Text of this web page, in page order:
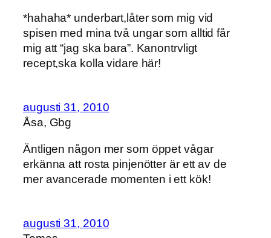
*hahaha* underbart,låter som mig vid
spisen med mina två ungar som alltid får
mig att “jag ska bara”. Kanontrvligt
recept,ska kolla vidare här!
augusti 31, 2010
Åsa, Gbg
Äntligen någon mer som öppet vågar
erkänna att rosta pinjenötter är ett av de
mer avancerade momenten i ett kök!
augusti 31, 2010